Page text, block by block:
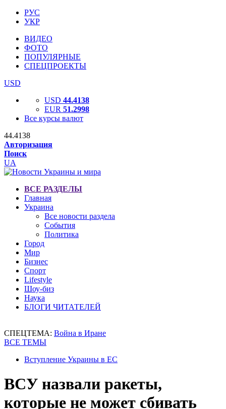
РУС
УКР
ВИДЕО
ФОТО
ПОПУЛЯРНЫЕ
СПЕЦПРОЕКТЫ
USD
USD 44.4138
EUR 51.2998
Все курсы валют
44.4138
Авторизация
Поиск
UA
ВСЕ РАЗДЕЛЫ
Главная
Украина
Все новости раздела
События
Политика
Город
Мир
Бизнес
Спорт
Lifestyle
Шоу-биз
Наука
БЛОГИ ЧИТАТЕЛЕЙ
СПЕЦТЕМА: Война в Иране
ВСЕ ТЕМЫ
Вступление Украины в ЕС
ВСУ назвали ракеты,
которые не может сбивать